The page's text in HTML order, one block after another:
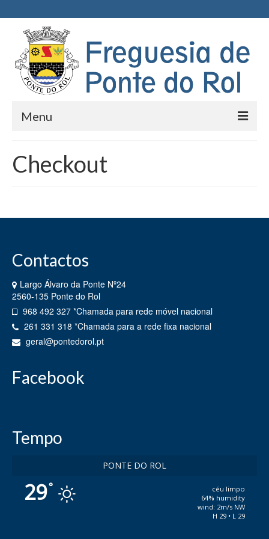
Menu
Junta de Freguesia
Contas
Atas da Assembleia de Freguesia
Taxas
Regulamentos
História da Terra
Geminação
Serviços
Checkout
Contactos
Largo Álvaro da Ponte Nº24
2560-135 Ponte do Rol
968 492 327 *Chamada para rede móvel nacional
261 331 318 *Chamada para a rede fixa nacional
geral@pontedorol.pt
Facebook
Tempo
PONTE DO ROL
29°
céu limpo
64% humidity
wind: 2m/s NW
H 29 • L 29